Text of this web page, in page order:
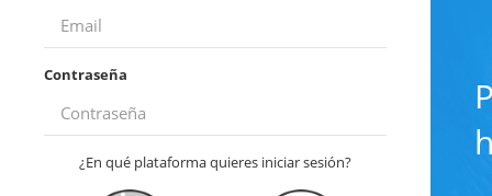
Contraseña
¿En qué plataforma quieres iniciar sesión?